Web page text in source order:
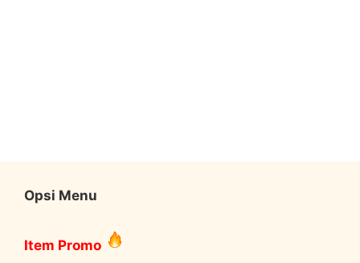
Opsi Menu
Item Promo